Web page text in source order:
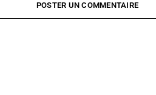
POSTER UN COMMENTAIRE